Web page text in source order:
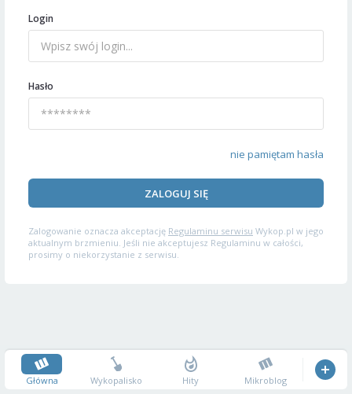
Login
Hasło
nie pamiętam hasła
ZALOGUJ SIĘ
Zalogowanie oznacza akceptację Regulaminu serwisu Wykop.pl w jego
aktualnym brzmieniu. Jeśli nie akceptujesz Regulaminu w całości,
prosimy o niekorzystanie z serwisu.
Główna Wykopalisko Hity Mikroblog